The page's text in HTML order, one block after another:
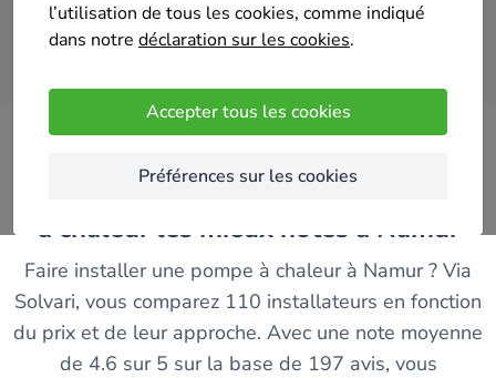
l’utilisation de tous les cookies, comme indiqué
dans notre déclaration sur les cookies.
Accepter tous les cookies
Préférences sur les cookies
Comparer des devis
à chaleur les mieux notés à Namur
Faire installer une pompe à chaleur à Namur ? Via
Solvari, vous comparez 110 installateurs en fonction
du prix et de leur approche. Avec une note moyenne
de 4.6 sur 5 sur la base de 197 avis, vous